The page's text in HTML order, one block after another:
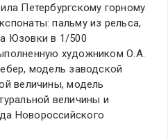
Петербургскому горному
пальму из рельса,
Юзовки в 1/500
художником О.А.
модель заводской
величины, модель
величины и
Новороссийского